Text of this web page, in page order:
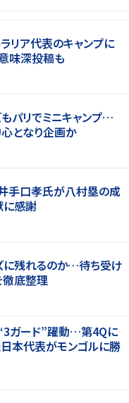
リア代表のキャンプに
味深投稿も
パリでミニキャンプ…
となり企画か
井手口孝氏が八村塁の成
に感謝
に残れるのか…待ち受け
徹底整理
ガード”躍動…第4Qに
本代表がモンゴルに勝